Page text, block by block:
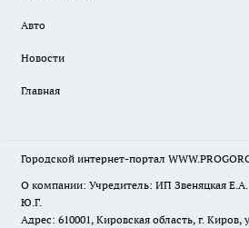
Авто
Новости
Главная
Городской интернет-портал
О компании: Учредитель: ИП Звеняцкая Е.А.
Ю.Г.
Адрес: 610001, Кировская область, г.